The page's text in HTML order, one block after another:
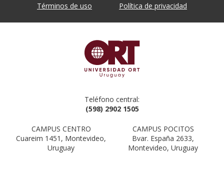
Términos de uso Política de privacidad
Teléfono central:
(598) 2902 1505
CAMPUS CENTRO
Cuareim 1451, Montevideo,
Uruguay
CAMPUS POCITOS
Bvar. España 2633,
Montevideo, Uruguay